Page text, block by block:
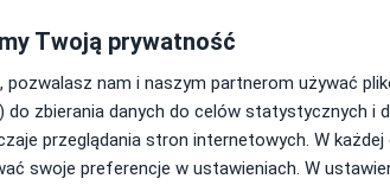
w Łodzi na kierunku Wojskowo -
w Klinice Geriatrii Szpitala
Chirurgii Kręgosłupa i Nerwów
specjalizuję się w dziedzinie
Twoją prywatność
pozwalasz nam i naszym partnerom używać
do zbierania danych do celów statystycznych i
przeglądania stron internetowych. W
swoje preferencje w ustawieniach. W